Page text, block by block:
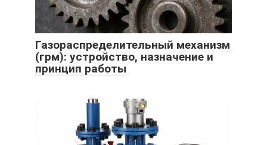
Газораспределительный механизм
(грм): устройство, назначение и
принцип работы